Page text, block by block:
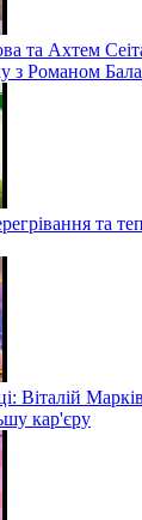
та Ахтем
з Романом
та
Віталій
кар'єру